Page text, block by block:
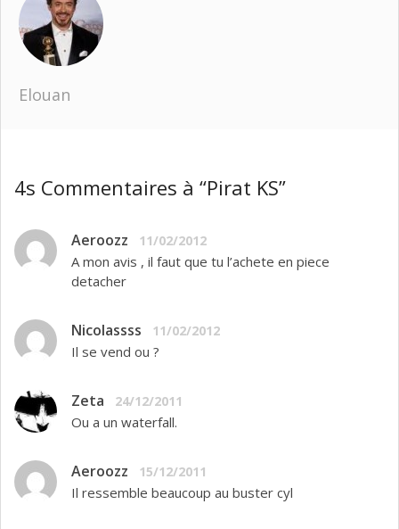
Elouan
4s Commentaires à “Pirat KS”
Aeroozz 11/02/2012
A mon avis , il faut que tu l’achete en piece
detacher
Nicolassss 11/02/2012
Il se vend ou ?
Zeta 24/12/2011
Ou a un waterfall.
Aeroozz 15/12/2011
Il ressemble beaucoup au buster cyl